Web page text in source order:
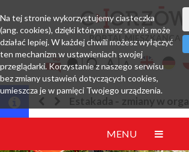
PORTAL MIESZKAŃCA
w organizacji ruchuJesteśmy w EZD
MENU
Na tej stronie wykorzystujemy ciasteczka
(ang. cookies), dzięki którym nasz serwis może
działać lepiej. W każdej chwili możesz wyłączyć
ten mechanizm w ustawieniach swojej
przeglądarki. Korzystanie z naszego serwisu
bez zmiany ustawień dotyczących cookies,
umieszcza je w pamięci Twojego urządzenia.